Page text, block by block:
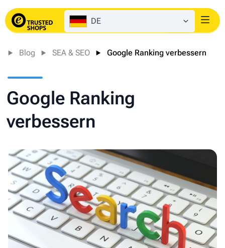
DE Login
Blog SEA & SEO Google Ranking verbessern
Google Ranking
verbessern